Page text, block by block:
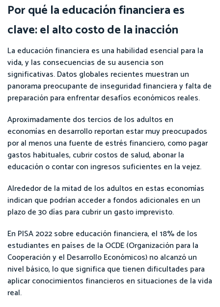
Por qué la educación financiera es
clave: el alto costo de la inacción
La educación financiera es una habilidad esencial para la
vida, y las consecuencias de su ausencia son
significativas. Datos globales recientes muestran un
panorama preocupante de inseguridad financiera y falta de
preparación para enfrentar desafíos económicos reales.
Aproximadamente dos tercios de los adultos en
economías en desarrollo reportan estar muy preocupados
por al menos una fuente de estrés financiero, como pagar
gastos habituales, cubrir costos de salud, abonar la
educación o contar con ingresos suficientes en la vejez.
Alrededor de la mitad de los adultos en estas economías
indican que podrían acceder a fondos adicionales en un
plazo de 30 días para cubrir un gasto imprevisto.
En PISA 2022 sobre educación financiera, el 18% de los
estudiantes en países de la OCDE (Organización para la
Cooperación y el Desarrollo Económicos) no alcanzó un
nivel básico, lo que significa que tienen dificultades para
aplicar conocimientos financieros en situaciones de la vida
real.